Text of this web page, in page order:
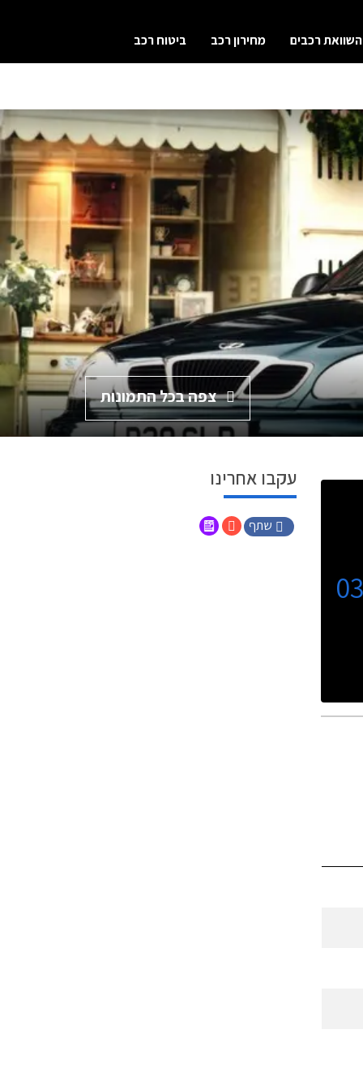
השוואת רכבים מחירון רכב ביטוח רכב
צפה בכל התמונות
עקבו אחרינו
שתף